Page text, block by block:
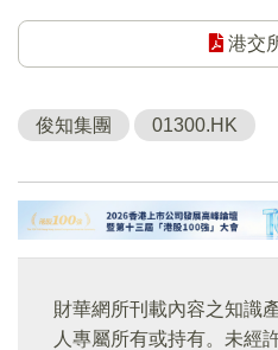
港交
俊知集團 01300.HK
財華網所刊載內容之知識
人專屬所有或持有。未經